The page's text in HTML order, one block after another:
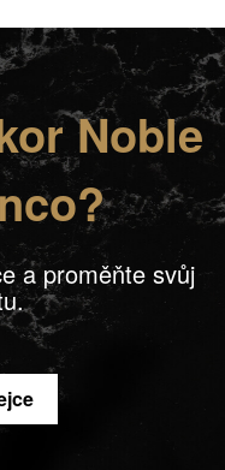
Noble
a proměňte svůj